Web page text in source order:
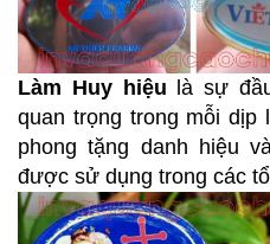
Làm Huy hiệu là sự
quan trọng trong mỗi dịp
phong tặng danh hiệu
được sử dụng trong các